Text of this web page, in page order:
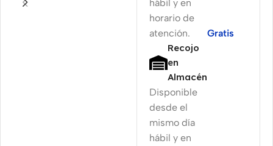
hábil y en
horario de
atención.
Gratis
Recojo
en
Almacén
Disponible
desde el
mismo día
hábil y en